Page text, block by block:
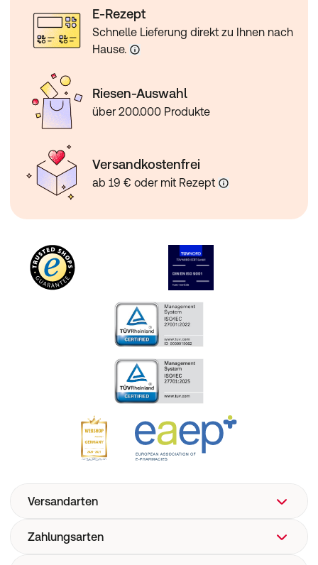
E-Rezept
Schnelle Lieferung direkt zu Ihnen nach
Hause.
Riesen-Auswahl
über 200.000 Produkte
Versandkostenfrei
ab 19 € oder mit Rezept
Versandarten
Zahlungsarten